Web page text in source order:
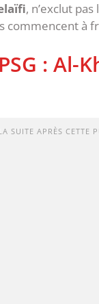
, n’exclut
commencent à
: Al-
SUITE APRÈS CETTE